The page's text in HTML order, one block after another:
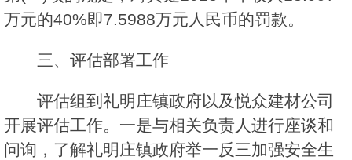
万元的40%即7.5988万元人民币的罚款。
三、评估部署工作
评估组到礼明庄镇政府以及悦众建材公司
开展评估工作。一是与相关负责人进行座谈和
问询，了解礼明庄镇政府举一反三加强安全生